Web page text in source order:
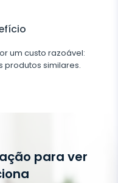
um custo razoável:
similares.
para ver